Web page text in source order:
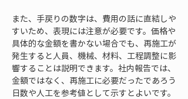
また、手戻りの数字は、費用の話に直結しや
すいため、表現には注意が必要です。価格や
具体的な金額を書かない場合でも、再施工が
発生すると人員、機械、材料、工程調整に影
響することは説明できます。社内報告では、
金額ではなく、再施工に必要だったであろう
日数や人工を参考値として示すとよいです。